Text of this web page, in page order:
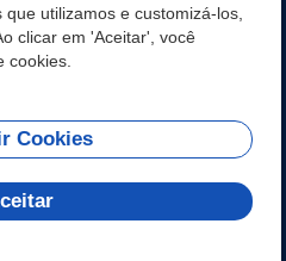
utilizamos e customizá-los,
clicar em 'Aceitar', você
cookies.
Cookies